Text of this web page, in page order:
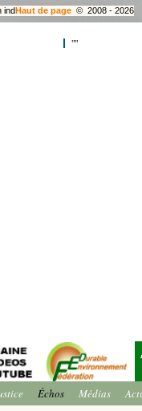
""
Échos Médias
industriel (EPAW) © 2008 - 2026
Haut de page